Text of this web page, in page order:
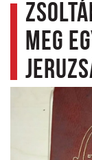
meg